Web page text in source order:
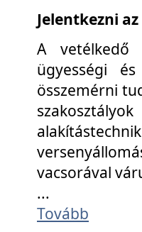
Jelentkezni az
A vetélkedő
ügyességi
összemérni
vacsorával
...
Tovább